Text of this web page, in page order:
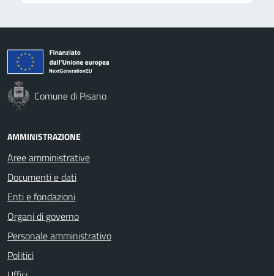
Comune di Pisano
AMMINISTRAZIONE
Aree amministrative
Documenti e dati
Enti e fondazioni
Organi di governo
Personale amministrativo
Politici